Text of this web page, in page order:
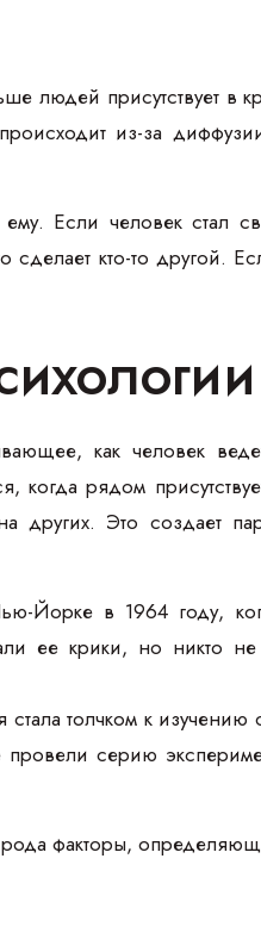
людей присутствует в
из-за диффузии
Если человек стал
кто-то другой.
как человек
когда рядом
Это создает
Йорке в 1964 году,
ее крики, но никто
толчком к изучению
серию
рода факторы,